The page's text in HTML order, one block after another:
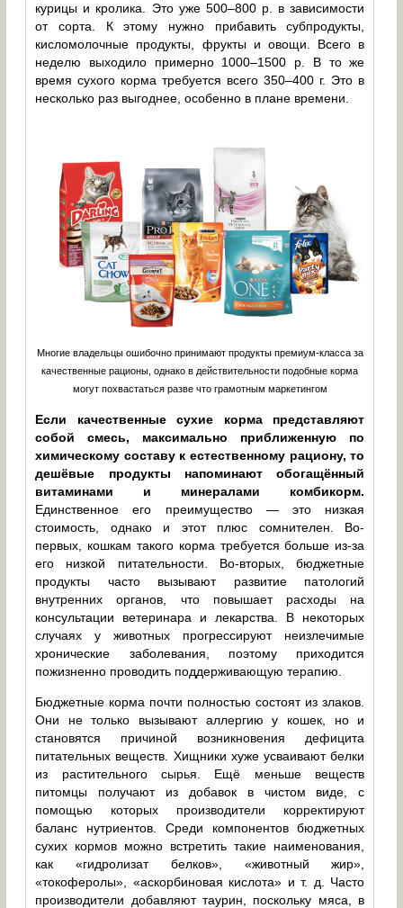
курицы и кролика. Это уже 500–800 р. в зависимости
от сорта. К этому нужно прибавить субпродукты,
кисломолочные продукты, фрукты и овощи. Всего в
неделю выходило примерно 1000–1500 р. В то же
время сухого корма требуется всего 350–400 г. Это в
несколько раз выгоднее, особенно в плане времени.
Многие владельцы ошибочно принимают продукты премиум-класса за
качественные рационы, однако в действительности подобные корма
могут похвастаться разве что грамотным маркетингом
Если качественные сухие корма представляют
собой смесь, максимально приближенную по
химическому составу к естественному рациону, то
дешёвые продукты напоминают обогащённый
витаминами и минералами комбикорм.
Единственное его преимущество — это низкая
стоимость, однако и этот плюс сомнителен. Во-
первых, кошкам такого корма требуется больше из-за
его низкой питательности. Во-вторых, бюджетные
продукты часто вызывают развитие патологий
внутренних органов, что повышает расходы на
консультации ветеринара и лекарства. В некоторых
случаях у животных прогрессируют неизлечимые
хронические заболевания, поэтому приходится
пожизненно проводить поддерживающую терапию.
Бюджетные корма почти полностью состоят из злаков.
Они не только вызывают аллергию у кошек, но и
становятся причиной возникновения дефицита
питательных веществ. Хищники хуже усваивают белки
из растительного сырья. Ещё меньше веществ
питомцы получают из добавок в чистом виде, с
помощью которых производители корректируют
баланс нутриентов. Среди компонентов бюджетных
сухих кормов можно встретить такие наименования,
как «гидролизат белков», «животный жир»,
«токоферолы», «аскорбиновая кислота» и т. д. Часто
производители добавляют таурин, поскольку мяса, в